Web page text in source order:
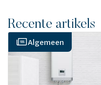
Recente artikels
Algemeen